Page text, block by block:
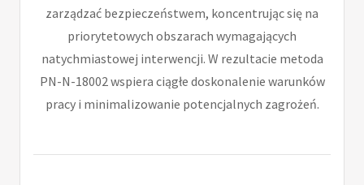
zarządzać bezpieczeństwem, koncentrując się na
priorytetowych obszarach wymagających
natychmiastowej interwencji. W rezultacie metoda
PN-N-18002 wspiera ciągłe doskonalenie warunków
pracy i minimalizowanie potencjalnych zagrożeń.